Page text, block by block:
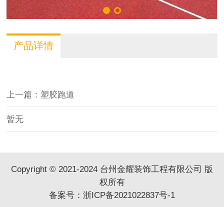
产品详情
上一篇：塑胶跑道
暂无
Copyright © 2021-2024 台州金耀装饰工程有限公司 版
权所有
备案号： 浙ICP备2021022837号-1